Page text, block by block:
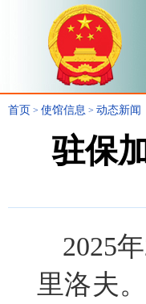
首页 > 使馆信息 > 动态新闻
驻保
2025
里洛夫